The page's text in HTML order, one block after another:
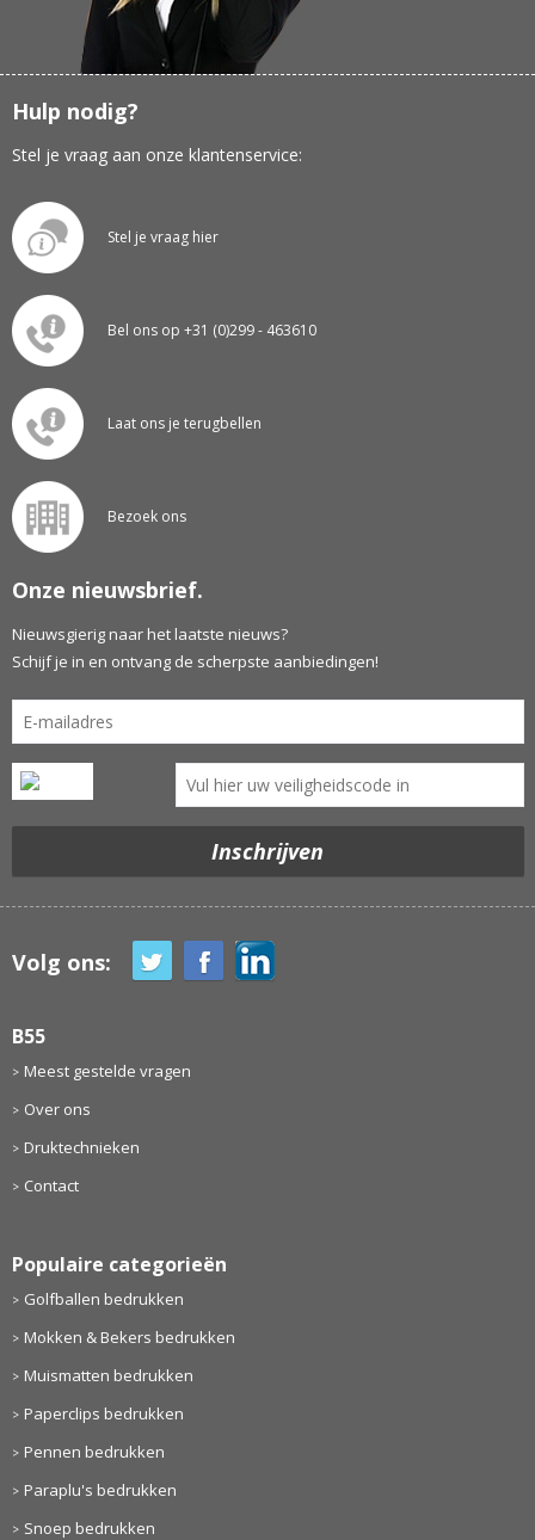
Hulp nodig?
Stel je vraag aan onze klantenservice:
Stel je vraag hier
Bel ons op +31 (0)299 - 463610
Laat ons je terugbellen
Bezoek ons
Onze nieuwsbrief.
Nieuwsgierig naar het laatste nieuws?
Schijf je in en ontvang de scherpste aanbiedingen!
Volg ons:
B55
Meest gestelde vragen
Over ons
Druktechnieken
Contact
Populaire categorieën
Golfballen bedrukken
Mokken & Bekers bedrukken
Muismatten bedrukken
Paperclips bedrukken
Pennen bedrukken
Paraplu's bedrukken
Snoep bedrukken